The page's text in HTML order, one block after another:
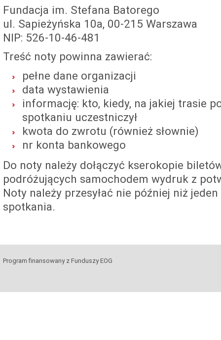
Fundacja im. Stefana Batorego
ul. Sapieżyńska 10a, 00-215 Warszawa
NIP: 526-10-46-481
Treść noty powinna zawierać:
pełne dane organizacji
data wystawienia
informację: kto, kiedy, na jakiej trasie
spotkaniu uczestniczył
kwota do zwrotu (również słownie)
nr konta bankowego
Do noty należy dołączyć kserokopie
podróżujących samochodem wydruk z
Noty należy przesyłać nie później niż
spotkania.
Program finansowany z Funduszy EOG